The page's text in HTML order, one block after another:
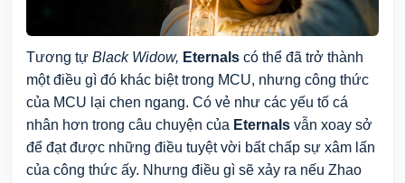
Tương tự Black Widow, Eternals có thể đã trở thành
một điều gì đó khác biệt trong MCU, nhưng công thức
của MCU lại chen ngang. Có vẻ như các yếu tố cá
nhân hơn trong câu chuyện của Eternals vẫn xoay sở
để đạt được những điều tuyệt vời bất chấp sự xâm lấn
của công thức ấy. Nhưng điều gì sẽ xảy ra nếu Zhao